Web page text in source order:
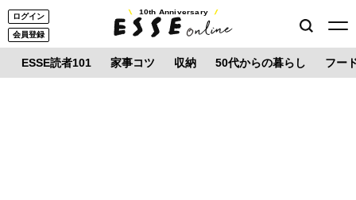
ログイン
会員登録
10th Anniversary
ESSE読者101 家事コツ 収納 50代からの暮らし フー